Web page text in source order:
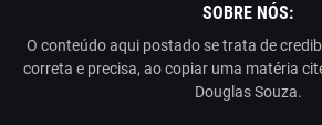
SOBRE NÓS:
O conteúdo aqui postado se trata de
correta e precisa, ao copiar uma matéria
Douglas Souza.